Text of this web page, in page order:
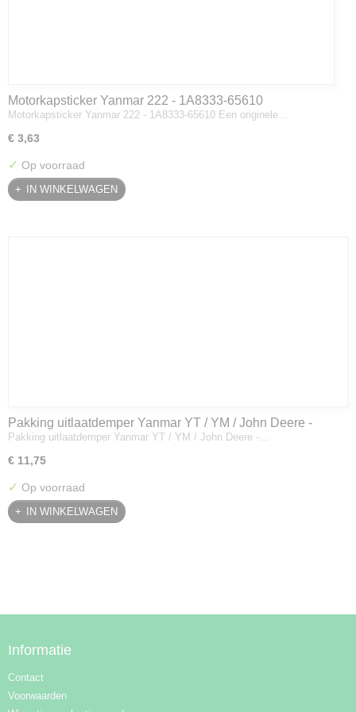
Motorkapsticker Yanmar 222 - 1A8333-65610
Motorkapsticker Yanmar 222 - 1A8333-65610 Een originele…
€ 3,63
✓ Op voorraad
IN WINKELWAGEN
Pakking uitlaatdemper Yanmar YT / YM / John Deere -
128300-13230
Pakking uitlaatdemper Yanmar YT / YM / John Deere -…
€ 11,75
✓ Op voorraad
IN WINKELWAGEN
Informatie
Contact
Voorwaarden